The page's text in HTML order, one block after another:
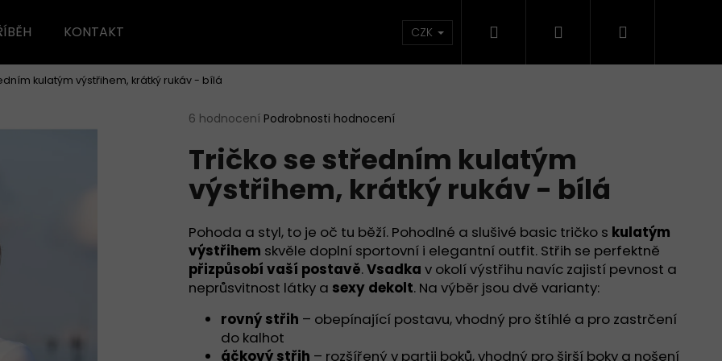
KONTAKT CZK Přihlášení
kulatým výstřihem, krátký rukáv - bílá
Průměrné
produktu
z
hvězdiček.
6 hodnocení Podrobnosti hodnocení
Tričko se středním kulatým
výstřihem, krátký rukáv - bílá
Pohoda a styl, to je oč tu běží. Pohodlné a slušivé basic tričko s kulatým
výstřihem skvěle doplní sportovní i elegantní outfit. Střih se perfektně
přizpůsobí vaší postavě.Vsadka v okolí výstřihu navíc zajistí pevnost a
neprůsvitnost látky a sexy dekolt. Na výběr jsou dvě varianty:
rovný střih – obepínající postavu, vhodný pro štíhlé a pro zastrčení
do kalhot
áčkový střih – rozšířený v partii boků, vhodný pro širší boky a nošení
Co potřebujete najít?
HLEDAT
Následující